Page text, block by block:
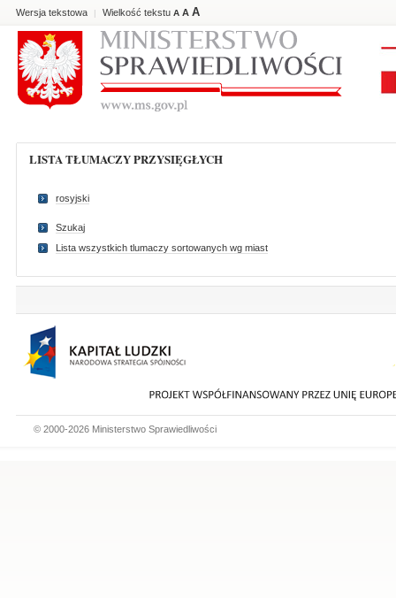
Wersja tekstowa | Wielkość tekstu A A A
LISTA TŁUMACZY PRZYSIĘGŁYCH
rosyjski
Szukaj
Lista wszystkich tlumaczy sortowanych wg miast
© 2000-2026 Ministerstwo Sprawiedliwości